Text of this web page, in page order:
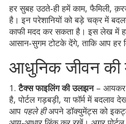
हर सुबह उठते‑ही हमें काम, फैमिली,
है। इन परेशानियों को बड़े चक्र में
काफी मदद कर सकता है। इस लेख
आसान‑सुगम टोटके देंगे, ताकि आप हर
आधुनिक जीवन की
1.टैक्स फाइलिंग की उलझन– आयकर
है, पोर्टल गड़बड़ी, या फॉर्म में
आप पहले हीअपने डॉक्युमेंट्स को